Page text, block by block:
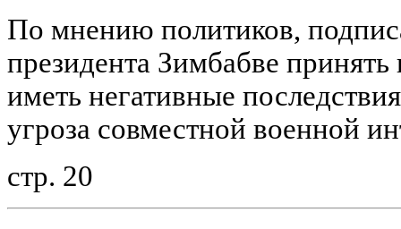
По мнению политиков,
президента Зимбабве
иметь негативные
угроза совместной военной
стр. 20